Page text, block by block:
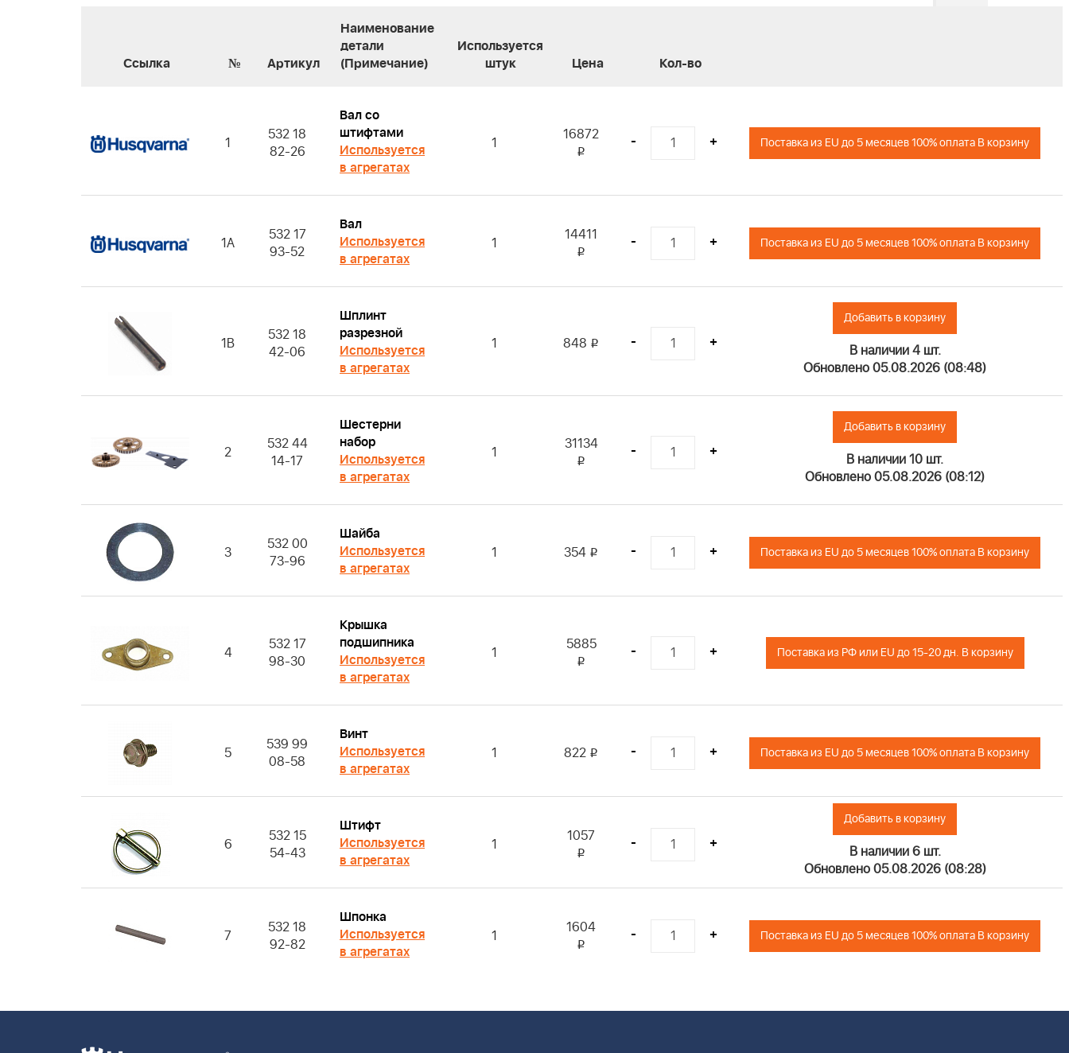
Ссылка № Артикул
Наименование
детали
(Примечание)
Используется
штук
Цена Кол-во
1
532 18
82-26
Вал со
штифтами
Используется
в агрегатах
1 16872
i
- + Поставка из EU до 5 месяцев 100% оплата В корзину
1A
532 17
93-52
Вал
Используется
в агрегатах
1 14411
i
- + Поставка из EU до 5 месяцев 100% оплата В корзину
1B
532 18
42-06
Шплинт
разрезной
Используется
в агрегатах
1 848 i - +
Добавить в корзину
В наличии 4 шт.
Обновлено 05.08.2026 (08:48)
2
532 44
14-17
Шестерни
набор
Используется
в агрегатах
1 31134
i
- +
Добавить в корзину
В наличии 10 шт.
Обновлено 05.08.2026 (08:12)
3
532 00
73-96
Шайба
Используется
в агрегатах
1 354 i - + Поставка из EU до 5 месяцев 100% оплата В корзину
4
532 17
98-30
Крышка
подшипника
Используется
в агрегатах
1 5885
i
- + Поставка из РФ или EU до 15-20 дн. В корзину
5
539 99
08-58
Винт
Используется
в агрегатах
1 822 i - + Поставка из EU до 5 месяцев 100% оплата В корзину
6
532 15
54-43
Штифт
Используется
в агрегатах
1 1057
i
- +
Добавить в корзину
В наличии 6 шт.
Обновлено 05.08.2026 (08:28)
7
532 18
92-82
Шпонка
Используется
в агрегатах
1 1604
i
- + Поставка из EU до 5 месяцев 100% оплата В корзину